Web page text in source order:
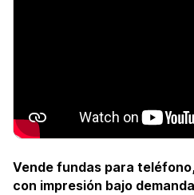
Vende fundas para
con impresión bajo